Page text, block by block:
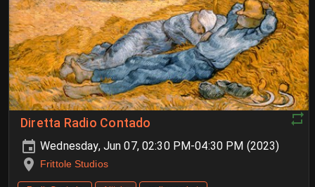
Diretta Radio Contado
Wednesday, Jun 07, 02:30 PM-04:30 PM (2023)
Frittole Studios